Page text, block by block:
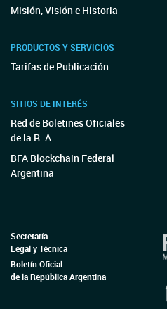
Misión, Visión e Historia
PRODUCTOS Y SERVICIOS
Tarifas de Publicación
SITIOS DE INTERÉS
Red de Boletines Oficiales
de la R. A.
BFA Blockchain Federal
Argentina
Secretaría
Legal y Técnica
Boletín Oficial
de la República Argentina